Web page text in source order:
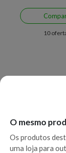
10
O mesmo
Os produtos
uma loja para